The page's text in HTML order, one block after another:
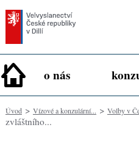
o nás
Úvod> Vízové a konzulární... > Volby v
zvláštního...